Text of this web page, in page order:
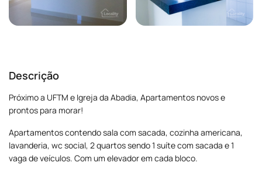
Descrição
Próximo a UFTM e Igreja da Abadia, Apartamentos novos e
prontos para morar!
Apartamentos contendo sala com sacada, cozinha americana,
lavanderia, wc social, 2 quartos sendo 1 suíte com sacada e 1
vaga de veículos. Com um elevador em cada bloco.